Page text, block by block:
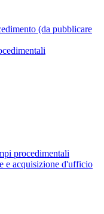
(da pubblicare
procedimentali
e acquisizione d'ufficio